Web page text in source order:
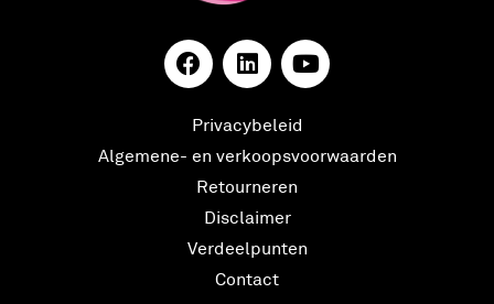
Privacybeleid
Algemene- en verkoopsvoorwaarden
Retourneren
Disclaimer
Verdeelpunten
Contact